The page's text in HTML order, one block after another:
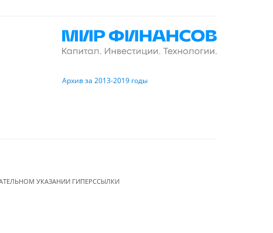
Архив за 2013-2019 годы
УКАЗАНИИ ГИПЕРССЫЛКИ